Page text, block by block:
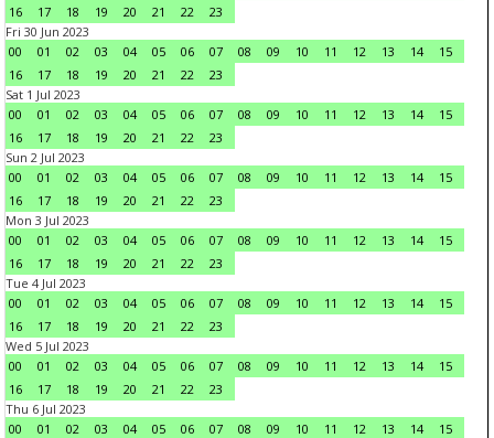
16
17 18 19 20 21 22
23
Fri 30 Jun 2023
00
01 02 03 04 05 06 07 08 09 10 11 12 13 14
15
16
17 18 19 20 21 22
23
Sat 1 Jul 2023
00
01 02 03 04 05 06 07 08 09 10 11 12 13 14
15
16
17 18 19 20 21 22
23
Sun 2 Jul 2023
00
01 02 03 04 05 06 07 08 09 10 11 12 13 14
15
16
17 18 19 20 21 22
23
Mon 3 Jul 2023
00
01 02 03 04 05 06 07 08 09 10 11 12 13 14
15
16
17 18 19 20 21 22
23
Tue 4 Jul 2023
00
01 02 03 04 05 06 07 08 09 10 11 12 13 14
15
16
17 18 19 20 21 22
23
Wed 5 Jul 2023
00
01 02 03 04 05 06 07 08 09 10 11 12 13 14
15
16
17 18 19 20 21 22
23
Thu 6 Jul 2023
00
01 02 03 04 05 06 07 08 09 10 11 12 13 14
15